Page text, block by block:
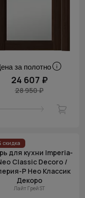
за полотно
24 607 ₽
28 950 ₽
скидка
для кухни Imperia-
Classic Decoro /
Р Нео Классик
Декоро
Лайт Грей ST